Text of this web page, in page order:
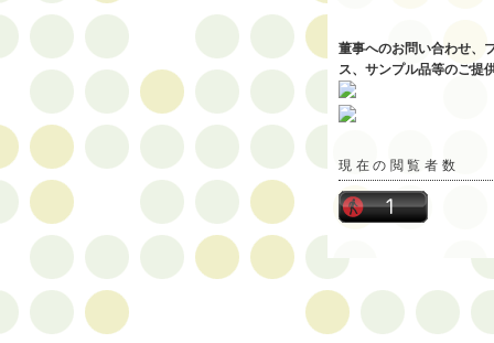
董事へのお問い合わせ、
ス、サンプル品等のご提
現在の閲覧者数